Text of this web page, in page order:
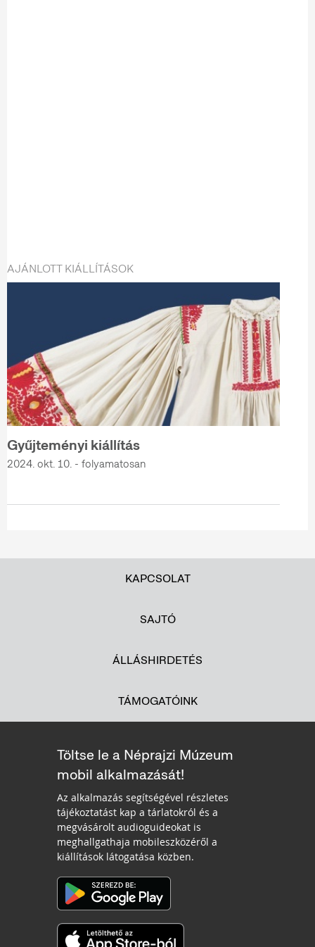
AJÁNLOTT KIÁLLÍTÁSOK
Gyűjteményi kiállítás
2024. okt. 10. - folyamatosan
KAPCSOLAT
SAJTÓ
ÁLLÁSHIRDETÉS
TÁMOGATÓINK
Töltse le a Néprajzi Múzeum
mobil alkalmazását!
Az alkalmazás segítségével részletes
tájékoztatást kap a tárlatokról és a
megvásárolt audioguideokat is
meghallgathaja mobileszközéről a
kiállítások látogatása közben.